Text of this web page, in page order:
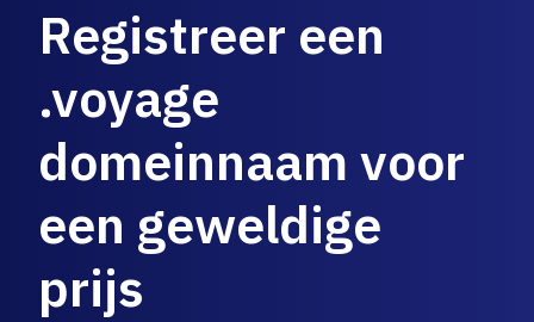
Registreer een
.voyage
domeinnaam voor
een geweldige
prijs